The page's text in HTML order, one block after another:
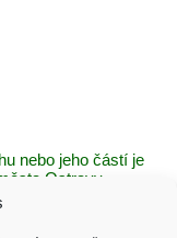
nebo jeho částí je
Ostravy.